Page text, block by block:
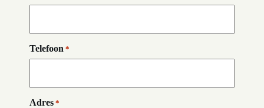
Telefoon *
Adres *